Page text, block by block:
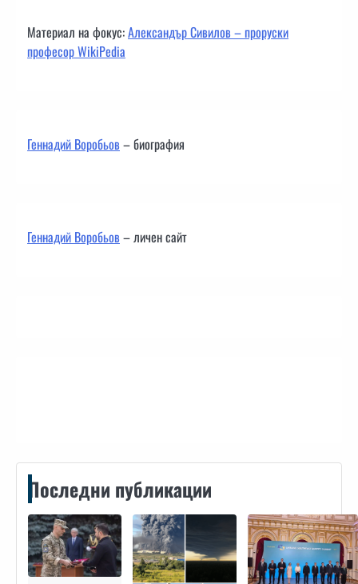
Материал на фокус:Александър Сивилов – проруски
професор WikiPedia
Геннадий Воробьов– биография
Геннадий Воробьов– личен сайт
Последни публикации